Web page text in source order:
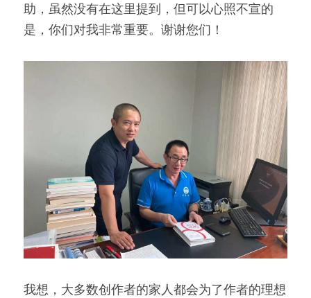
助，虽然没有在这里提到，但可以心照不宣的
是，你们对我非常重要。谢谢您们！
我想，大多数创作者的家人都会为了作者的理想